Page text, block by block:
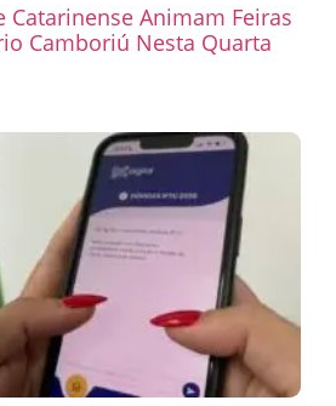
Catarinense Animam Feiras
Camboriú Nesta Quarta